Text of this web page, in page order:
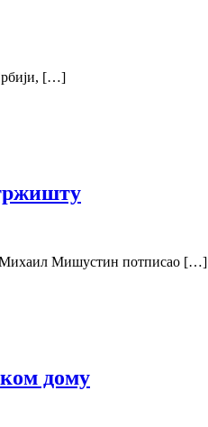
[…]
Михаил Мишустин потписао […]
дому